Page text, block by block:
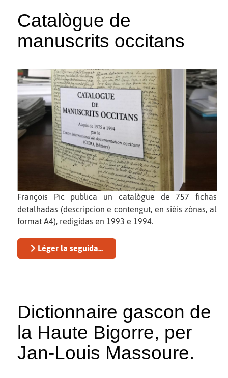
Catalògue de
manuscrits occitans
François Pic publica un catalògue de 757 fichas
detalhadas (descripcion e contengut, en sièis zònas, al
format A4), redigidas en 1993 e 1994.
Léger la seguida...
Dictionnaire gascon de
la Haute Bigorre, per
Jan-Louis Massoure.